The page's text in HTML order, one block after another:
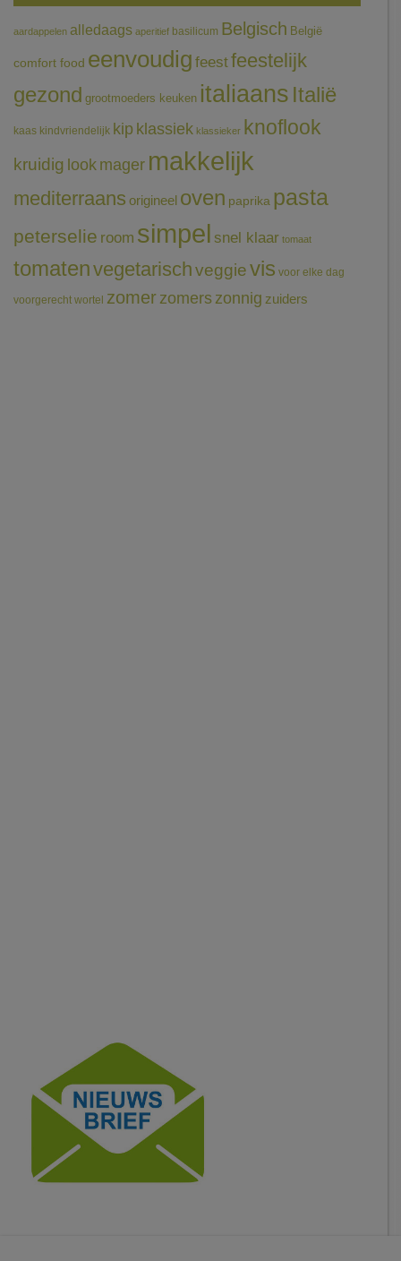
aardappelen alledaags aperitief basilicum Belgisch België
comfort food eenvoudig feestfeestelijk
gezond grootmoeders keuken italiaans Italië
kaas kindvriendelijk kip klassiek klassieker knoflook
kruidig look mager makkelijk
mediterraans origineel oven paprika pasta
peterselie room simpel snel klaar tomaat
tomatenvegetarischveggievis voor elke dag
voorgerecht wortel zomerzomerszonnig zuiders